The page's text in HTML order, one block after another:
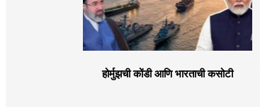
होर्मुझची कोंडी आणि भारताची कसोटी